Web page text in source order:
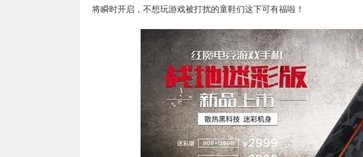
将瞬时开启，不想玩游戏被打扰的童鞋们这下可有福啦！